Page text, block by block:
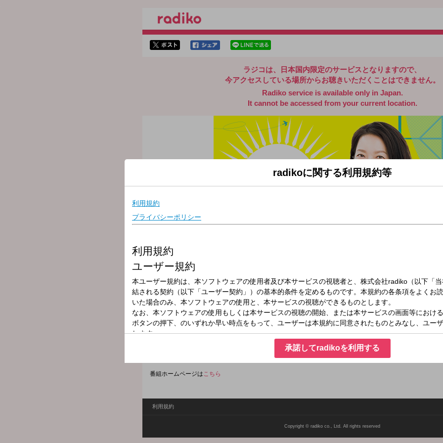
ラジコは、日本国内限定のサービスとなりますので、
今アクセスしている場所からお聴きいただくことはできません。
Radiko service is available only in Japan.
It cannot be accessed from your current location.
放送局
放送時間
2026年6月4日（木）07:37～07:42
番組名
羽田美智子のいってらっしゃい
晴れの日や雨の日、気分が明るい時、ちょっと暗い時、そんなあなたの朝に『いってらっしゃい』の言葉を届
あなたの朝がいつもイイ朝でありますように… メールアドレス：
番組ホームページはこちら
利用規約
Copyright © radiko co., Ltd. All rights reserved
radikoに関する利用規約等
承諾してradikoを利用する